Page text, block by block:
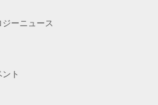
ーニュース
ト